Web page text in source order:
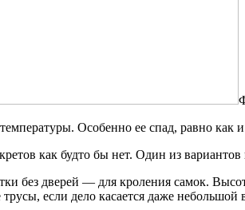
Особенно ее спад, равно как
как будто бы нет. Один из
без дверей — для кроления самок.
если дело касается даже небольшой